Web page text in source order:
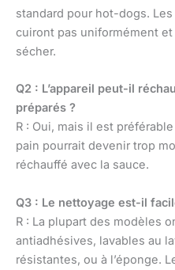
standard pour hot-dogs.
cuiront pas uniformément
sécher.
Q2 : L’appareil peut-il
préparés ?
R : Oui, mais il est
pain pourrait devenir trop
réchauffé avec la sauce.
Q3 : Le nettoyage est-il
R : La plupart des modèles
antiadhésives, lavables au
résistantes, ou à l’éponge.